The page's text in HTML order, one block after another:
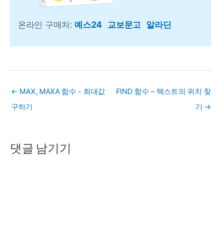
온라인 구매처: 예스24 교보문고 알라딘
← MAX, MAXA 함수 - 최대값
구하기
FIND 함수 – 텍스트의 위치 찾
기 →
댓글 남기기